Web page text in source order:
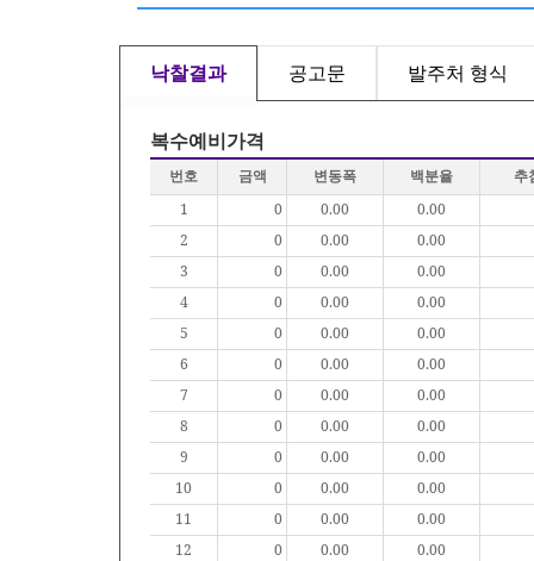
낙찰결과 공고문 발주처 형식
복수예비가격
번호 금액 변동폭 백분율
추
1
0 0.00
0.00
2
0 0.00
0.00
3
0 0.00
0.00
4
0 0.00
0.00
5
0 0.00
0.00
6
0 0.00
0.00
7
0 0.00
0.00
8
0 0.00
0.00
9
0 0.00
0.00
10
0 0.00
0.00
11
0 0.00
0.00
12
0 0.00
0.00